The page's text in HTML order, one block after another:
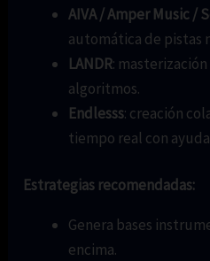
AIVA / Amper Music /
automática de pistas
LANDR:
algoritmos.
Endlesss: creación
tiempo real con
Estrategias recomendadas:
Genera bases
encima.